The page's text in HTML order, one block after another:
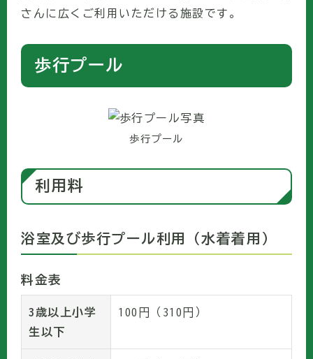
さんに広くご利用いただける施設です。
歩行プール
歩行プール
利用料
浴室及び歩行プール利用（水着着用）
料金表
3歳以上小学
生以下
100円（310円）